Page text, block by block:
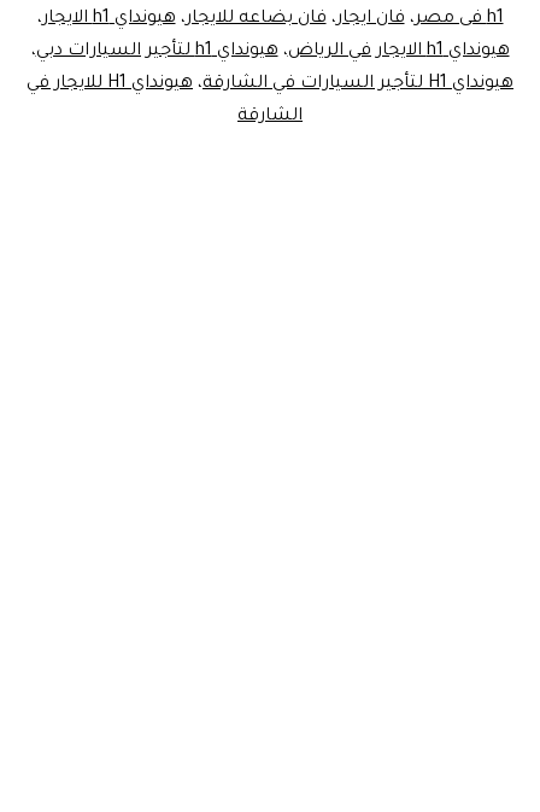
h1 فى مصر
،فان ايجار،فان بضاعه للايجار،هيونداي h1 الايجار
،
هيونداي h1 الايجار في الرياض
،هيونداي h1 لتأجير السيارات دبي
،
هيونداي H1 لتأجير السيارات في الشارقة
،
هيونداي H1 للايجار في
الشارقة